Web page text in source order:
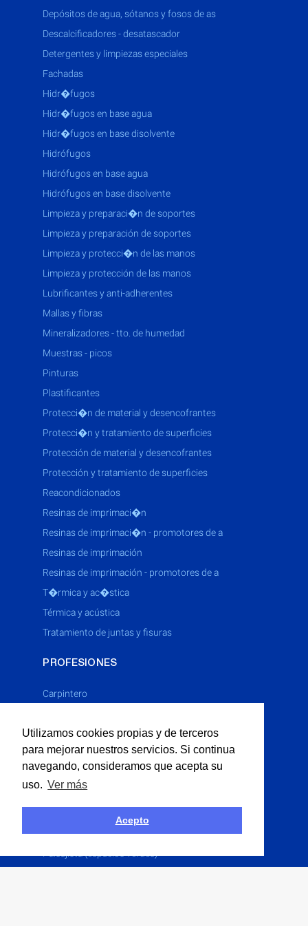
Utilizamos cookies propias y de terceros
para mejorar nuestros servicios. Si continua
navegando, consideramos que acepta su
uso. Ver más
Acepto
depósitos de agua, sótanos y fosos de as
descalcificadores - desatascador
detergentes y limpiezas especiales
fachadas
hidr�fugos
hidr�fugos en base agua
hidr�fugos en base disolvente
hidrófugos
hidrófugos en base agua
hidrófugos en base disolvente
limpieza y preparaci�n de soportes
limpieza y preparación de soportes
limpieza y protecci�n de las manos
limpieza y protección de las manos
lubrificantes y anti-adherentes
mallas y fibras
mineralizadores - tto. de humedad
muestras - picos
pinturas
plastificantes
protecci�n de material y desencofrantes
protecci�n y tratamiento de superficies
protección de material y desencofrantes
protección y tratamiento de superficies
reacondicionados
resinas de imprimaci�n
resinas de imprimaci�n - promotores de a
resinas de imprimación
resinas de imprimación - promotores de a
t�rmica y ac�stica
térmica y acústica
tratamiento de juntas y fisuras
PROFESIONES
Carpintero
Electricista
Fontanero
Limpieza Industrial
Multiservicios
Obras Públicas